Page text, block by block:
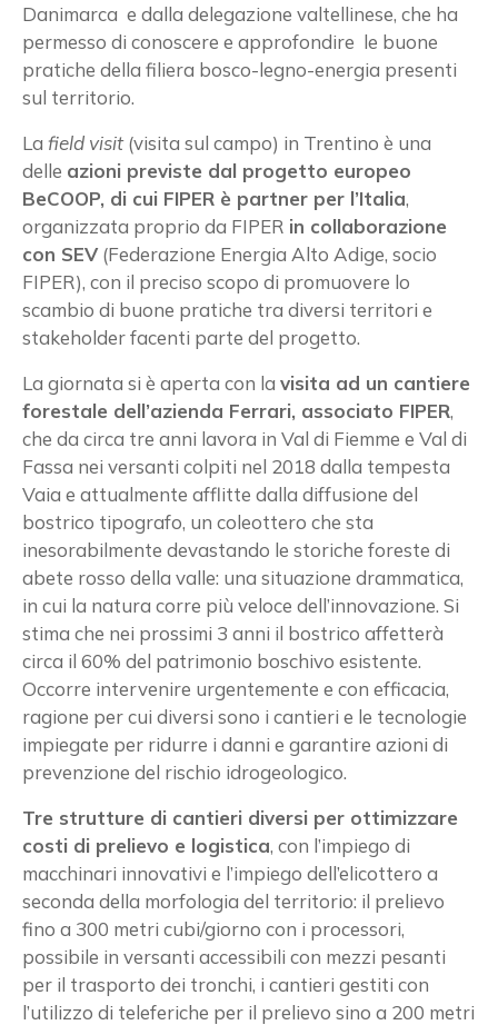
Danimarca e dalla delegazione valtellinese, che ha
permesso di conoscere e approfondire le buone
pratiche della filiera bosco-legno-energia presenti
sul territorio.
Lafield visit(visita sul campo) in Trentino è una
delle azioni previste dal progetto europeo
BeCOOP, di cui FIPER è partner per l’Italia,
organizzata proprio da FIPER in collaborazione
con SEV(Federazione Energia Alto Adige, socio
FIPER), con il preciso scopo di promuovere lo
scambio di buone pratiche tra diversi territori e
stakeholder facenti parte del progetto.
La giornata si è aperta con lavisita ad un cantiere
forestale dell’azienda Ferrari, associato FIPER,
che da circa tre anni lavora in Val di Fiemme e Val di
Fassa nei versanti colpiti nel 2018 dalla tempesta
Vaia e attualmente afflitte dalla diffusione del
bostrico tipografo, un coleottero che sta
inesorabilmente devastando le storiche foreste di
abete rosso della valle: una situazione drammatica,
in cui la natura corre più veloce dell’innovazione. Si
stima che nei prossimi 3 anni il bostrico affetterà
circa il 60% del patrimonio boschivo esistente.
Occorre intervenire urgentemente e con efficacia,
ragione per cui diversi sono i cantieri e le tecnologie
impiegate per ridurre i danni e garantire azioni di
prevenzione del rischio idrogeologico.
Tre strutture di cantieri diversi per ottimizzare
costi di prelievo e logistica, con l’impiego di
macchinari innovativi e l’impiego dell’elicottero a
seconda della morfologia del territorio: il prelievo
fino a 300 metri cubi/giorno con i processori,
possibile in versanti accessibili con mezzi pesanti
per il trasporto dei tronchi, i cantieri gestiti con
l’utilizzo di teleferiche per il prelievo sino a 200 metri